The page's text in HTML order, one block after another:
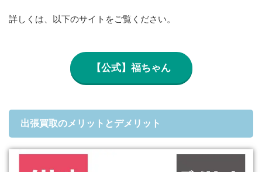
詳しくは、以下のサイトをご覧ください。
【公式】福ちゃん
出張買取のメリットとデメリット